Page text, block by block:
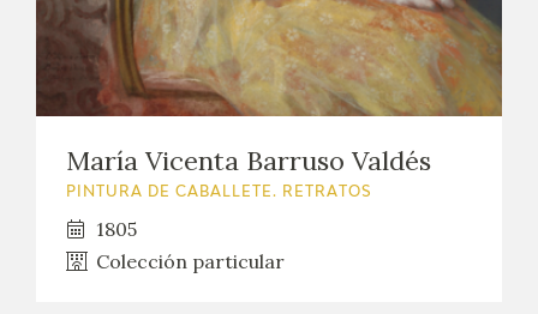
María Vicenta Barruso Valdés
PINTURA DE CABALLETE. RETRATOS
1805
Colección particular